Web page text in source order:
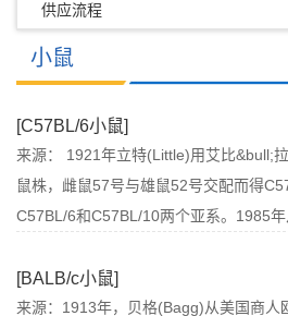
供应流程
小鼠
[C57BL/6小鼠]
来源： 1921年立特(Little)用艾比&bull;
鼠株，雌鼠57号与雄鼠52号交配而得
C57BL/6和C57BL/10两个亚系。1985
[BALB/c小鼠]
来源：1913年，贝格(Bagg)从美国商人